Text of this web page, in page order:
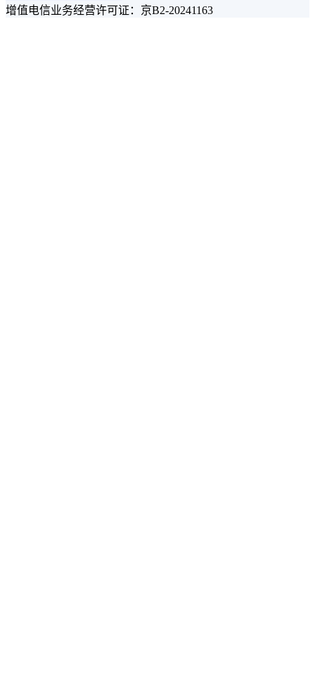
增值电信业务经营许可证：京B2-20241163